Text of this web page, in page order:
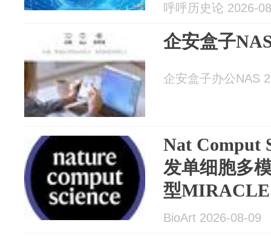
呼呼历史论 2026-
企安盒子
企安盒子办公NAS
Nat Comput
发单细胞多
型
态更新
BioArt 2026-08-09